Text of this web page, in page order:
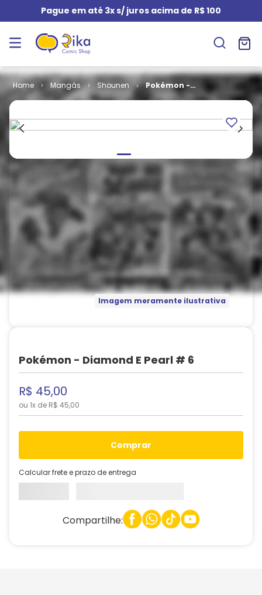
Pague em até 3x s/ juros acima de R$ 100
Mangás Shounen
Pokémon -
Diamond e
Imagem meramente ilustrativa
Pokémon - Diamond E Pearl # 6
R$ 45,00
ou 1x de R$ 45,00
comprar
Calcular frete e prazo de entrega
Compartilhe: